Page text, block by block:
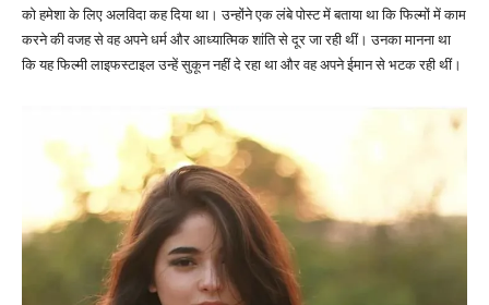
को हमेशा के लिए अलविदा कह दिया था। उन्होंने एक लंबे पोस्ट में बताया था कि फिल्मों में काम
करने की वजह से वह अपने धर्म और आध्यात्मिक शांति से दूर जा रही थीं। उनका मानना था
कि यह फिल्मी लाइफस्टाइल उन्हें सुकून नहीं दे रहा था और वह अपने ईमान से भटक रही थीं।